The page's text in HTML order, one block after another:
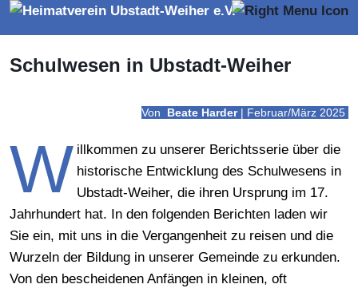
Schulwesen in Ubstadt-Weiher
Von Beate Harder| Februar/März 2025
W illkommen zu unserer Berichtsserie über die
historische Entwicklung des Schulwesens in
Ubstadt-Weiher, die ihren Ursprung im 17.
Jahrhundert hat. In den folgenden Berichten laden wir
Sie ein, mit uns in die Vergangenheit zu reisen und die
Wurzeln der Bildung in unserer Gemeinde zu erkunden.
Von den bescheidenen Anfängen in kleinen, oft